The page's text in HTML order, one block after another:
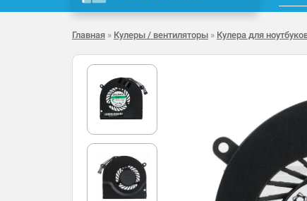
Главная » Кулеры / вентиляторы » Кулера для